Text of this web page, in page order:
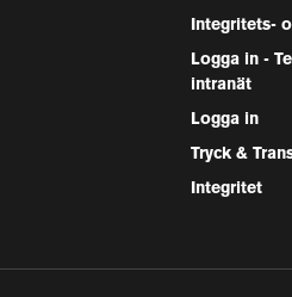
Integritets-
Logga in -
intranät
Logga in
Tryck &
Integritet